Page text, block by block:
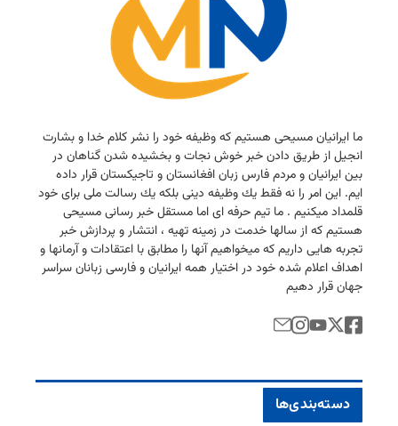
ما ایرانیان مسیحی هستیم كه وظیفه خود را نشر كلام خدا و بشارت
انجیل از طریق دادن خبر خوش نجات و بخشیده شدن گناهان در
بین ایرانیان و مردم فارس زبان افغانستان و تاجیكستان قرار داده
ایم. این امر را نه فقط یك وظیفه دینی بلكه یك رسالت ملی برای خود
قلمداد میكنیم . ما تیم حرفه ای اما مستقل خبر رسانی مسیحی
هستیم كه از سالها خدمت در زمینه تهیه ، انتشار و پردازش خبر
تجربه هایی داریم كه میخواهیم آنها را مطابق با اعتقادات و آرمانها و
اهداف اعلام شده خود در اختیار همه ایرانیان و فارسی زبانان سراسر
جهان قرار دهیم
دسته‌بندی‌ها